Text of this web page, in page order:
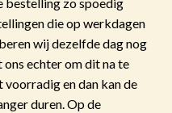
die op werkdagen
wij dezelfde dag nog
echter om dit na te
voorradig en dan kan de
duren. Op de